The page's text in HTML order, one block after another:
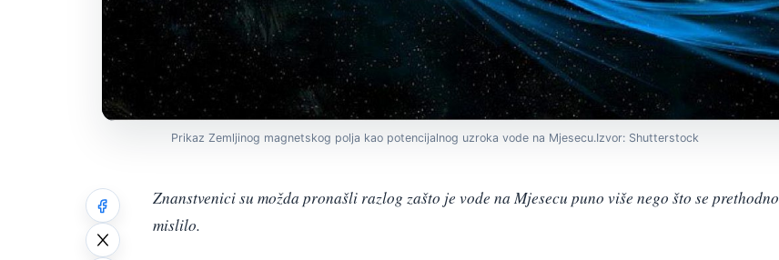
Prikaz Zemljinog magnetskog polja kao potencijalnog uzroka vode na Mjesecu.Izvor: Shutterstock
Znanstvenici su možda pronašli razlog zašto je vode na Mjesecu puno više nego što se prethodno
mislilo.